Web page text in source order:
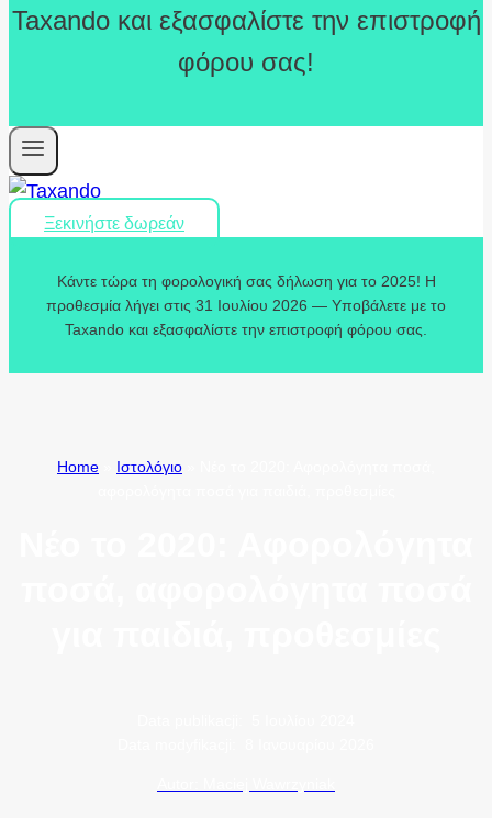
Taxando και εξασφαλίστε την επιστροφή
φόρου σας!
Ξεκινήστε δωρεάν
Κάντε τώρα τη φορολογική σας δήλωση για το 2025! Η
προθεσμία λήγει στις 31 Ιουλίου 2026 — Υποβάλετε με το
Taxando και εξασφαλίστε την επιστροφή φόρου σας.
Home Ιστολόγιο